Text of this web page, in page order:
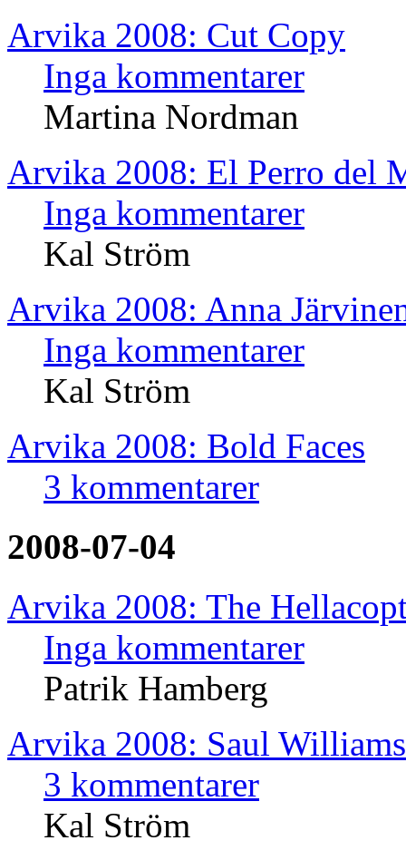
Arvika 2008: Cut Copy
Inga kommentarer
Martina Nordman
Arvika 2008: El Perro del
Inga kommentarer
Kal Ström
Arvika 2008: Anna
Inga kommentarer
Kal Ström
Arvika 2008: Bold Faces
3 kommentarer
2008-07-04
Arvika 2008: The
Inga kommentarer
Patrik Hamberg
Arvika 2008: Saul Williams
3 kommentarer
Kal Ström